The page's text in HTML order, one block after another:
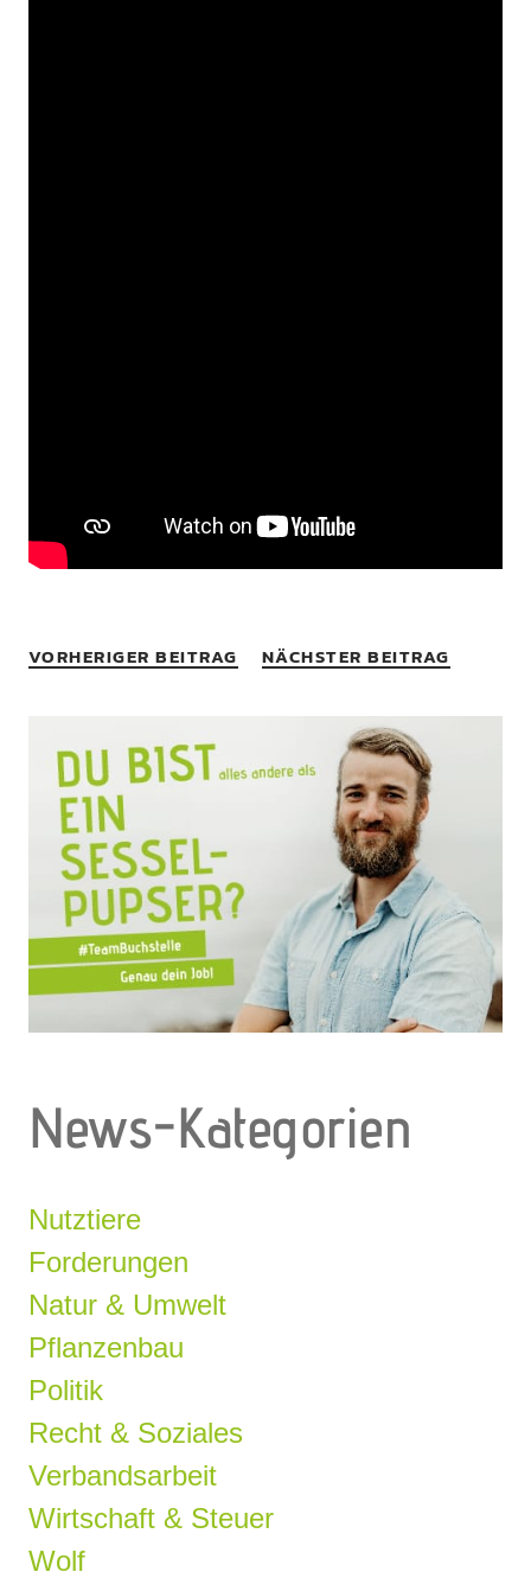
VORHERIGER BEITRAG NÄCHSTER BEITRAG
News-Kategorien
Nutztiere
Forderungen
Natur & Umwelt
Pflanzenbau
Politik
Recht & Soziales
Verbandsarbeit
Wirtschaft & Steuer
Wolf